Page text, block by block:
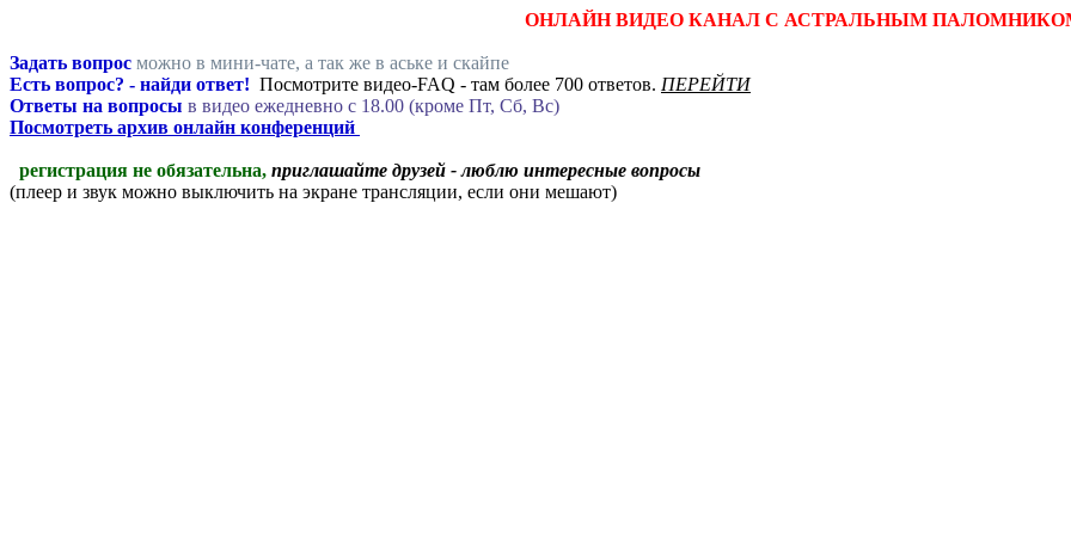
ОНЛАЙН ВИДЕО КАНАЛ С АСТРАЛЬНЫМ
Задать вопрос можно в мини-чате, а так же в аське и скайпе
Есть вопрос? - найди ответ! Посмотрите видео-FAQ - там более 700 ответов. ПЕРЕЙТИ
Ответы на вопросы в видео ежедневно c 18.00 (кроме Пт, Сб, Вс)
Посмотреть архив онлайн конференций
регистрация не обязательна, приглашайте друзей - люблю интересные вопросы
(плеер и звук можно выключить на экране трансляции, если они мешают)